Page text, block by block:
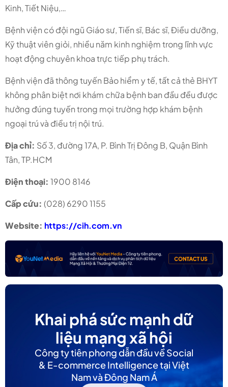
Kinh, Tiết Niệu,…
Bệnh viện có đội ngũ Giáo sư, Tiến sĩ, Bác sĩ, Điều dưỡng,
Kỹ thuật viên giỏi, nhiều năm kinh nghiệm trong lĩnh vực
hoạt động chuyên khoa trực tiếp phụ trách.
Bệnh viện đã thông tuyến Bảo hiểm y tế, tất cả thẻ BHYT
không phân biệt nơi khám chữa bệnh ban đầu đều được
hưởng đúng tuyến trong mọi trường hợp khám bệnh
ngoại trú và điều trị nội trú.
Địa chỉ: Số 3, đường 17A, P. Bình Trị Đông B, Quận Bình
Tân, TP.HCM
Điện thoại: 1900 8146
Cấp cứu: (028) 6290 1155
Website: https://cih.com.vn
Khai phá sức mạnh dữ
liệu mạng xã hội
Công ty tiên phong dẫn đầu về Social
& E-commerce Intelligence tại Việt
Nam và Đông Nam Á